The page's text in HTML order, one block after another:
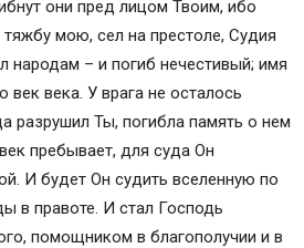
они пред лицом Твоим, ибо
мою, сел на престоле, Судия
народам – и погиб нечестивый; имя
век века. У врага не осталось
разрушил Ты, погибла память о нем
пребывает, для суда Он
И будет Он судить вселенную по
в правоте. И стал Господь
помощником в благополучии и в